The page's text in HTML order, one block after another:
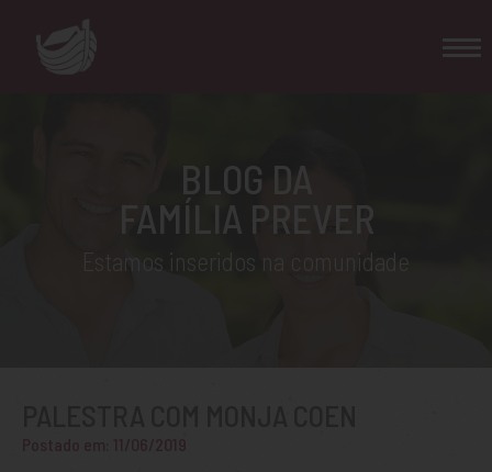
BLOG DA
FAMÍLIA PREVER
Estamos inseridos na comunidade
Postado em: 11/06/2019